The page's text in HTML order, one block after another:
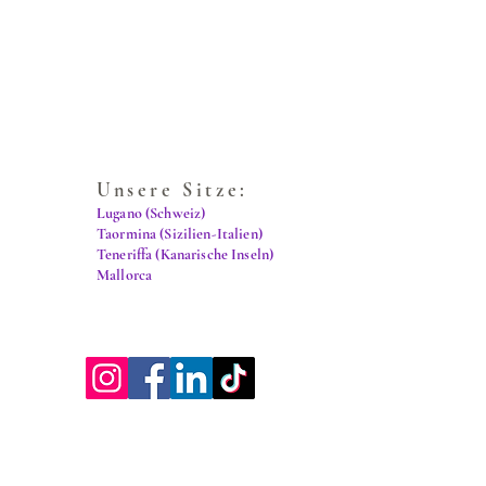
Unsere Sitze:
Lugano (Schweiz)
Taormina (Sizilien-Italien)
Teneriffa (Kanarische Inseln)
Mallorca